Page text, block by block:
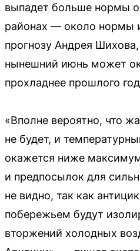
выпадет больше нормы
районах — около нормы
прогнозу Андрея
нынешний июнь может
прохладнее прошлого
«Вполне вероятно, что
не будет, и
окажется ниже
и предпосылок для
не видно, так как
побережьем будут
вторжений холодных